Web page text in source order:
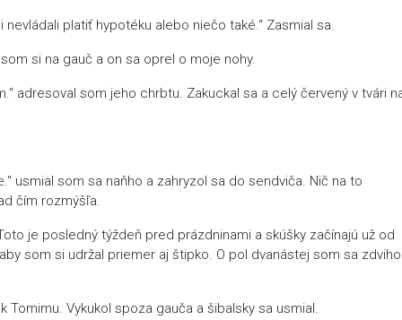
platiť hypotéku alebo niečo také.“ Zasmial sa.
si na gauč a on sa oprel o moje nohy.
adresoval som jeho chrbtu. Zakuckal sa a celý červený v tvári
usmial som sa naňho a zahryzol sa do sendviča. Nič na to
čím rozmýšľa.
je posledný týždeň pred prázdninami a skúšky začínajú už od
som si udržal priemer aj štipko. O pol dvanástej som sa
Vykukol spoza gauča a šibalsky sa usmial.